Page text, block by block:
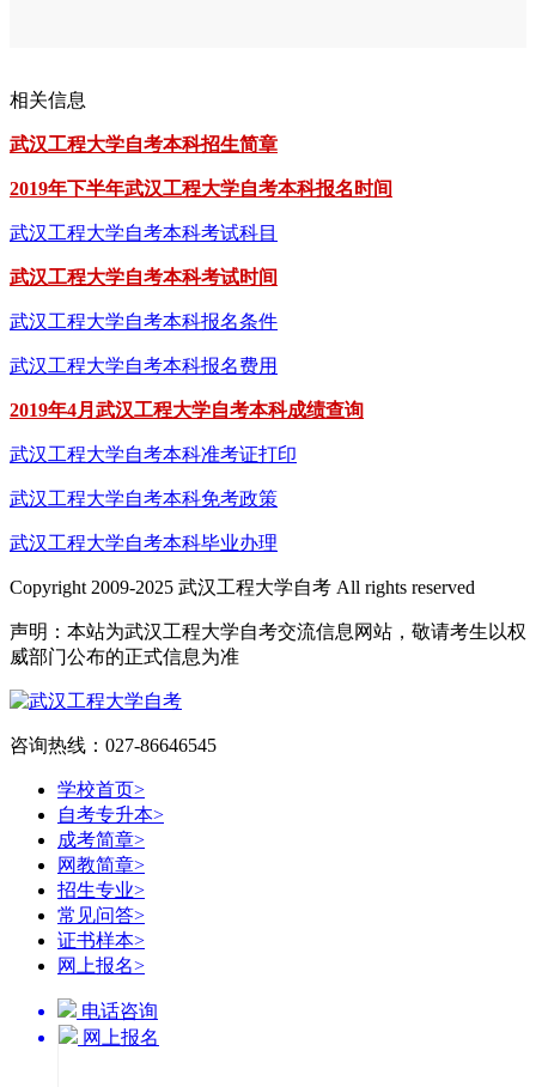
相关信息
武汉工程大学自考本科招生简章
2019年下半年武汉工程大学自考本科报名时间
武汉工程大学自考本科考试科目
武汉工程大学自考本科考试时间
武汉工程大学自考本科报名条件
武汉工程大学自考本科报名费用
2019年4月武汉工程大学自考本科成绩查询
武汉工程大学自考本科准考证打印
武汉工程大学自考本科免考政策
武汉工程大学自考本科毕业办理
Copyright 2009-2025 武汉工程大学自考 All rights reserved
声明：本站为武汉工程大学自考交流信息网站，敬请考生以权
威部门公布的正式信息为准
咨询热线：027-86646545
学校首页>
自考专升本>
成考简章>
网教简章>
招生专业>
常见问答>
证书样本>
网上报名>
电话咨询
网上报名